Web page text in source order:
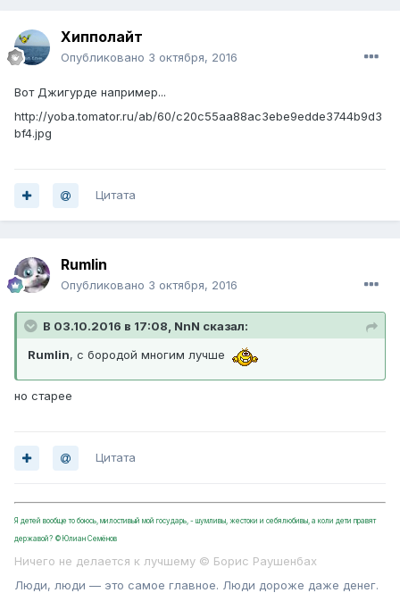
Хипполайт
Опубликовано 3 октября, 2016
Вот Джигурде например...
http://yoba.tomator.ru/ab/60/c20c55aa88ac3ebe9edde3744b9d3
bf4.jpg
Цитата
Rumlin
Опубликовано 3 октября, 2016
В 03.10.2016 в 17:08, NnN сказал:
Rumlin, с бородой многим лучше
но старее
Цитата
Я детей вообще то боюсь, милостивый мой государь, - шумливы, жестоки и себялюбивы, а коли дети правят
державой? ©Юлиан Семёнов
Ничего не делается к лучшему © Борис Раушенбах
Люди, люди — это самое главное. Люди дороже даже денег.